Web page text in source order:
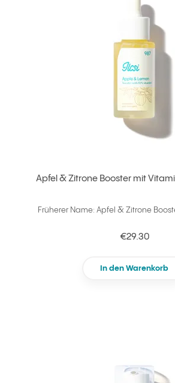
Apfel & Zitrone Booster mit
Früherer Name: Apfel & Zitrone
€29.30
In den Warenkorb